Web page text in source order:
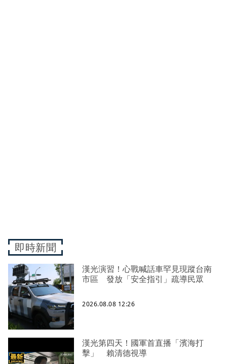
即時新聞
漢光演習！心戰喊話車罕見現蹤台南
市區 發放「安全指引」疏導民眾
2026.08.08 12:26
漢光第四天！國軍首直播「濱海打
擊」 賴清德視導